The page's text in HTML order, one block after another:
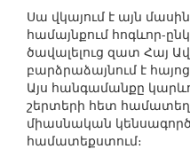
Սա վկայում է այն
համայնքում հոգևոր-
ծավալելուց զատ Հայ
բարձրաձայնում է
Այս հանգամանքը
շերտերի հետ
միասնական
համատեքստում։